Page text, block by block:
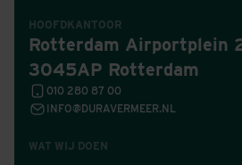
WAT WIJ DOEN
HOOFDKANTOOR
Rotterdam Airportplein
3045AP Rotterdam
010 280 87 00
INFO@DURAVERMEER.NL